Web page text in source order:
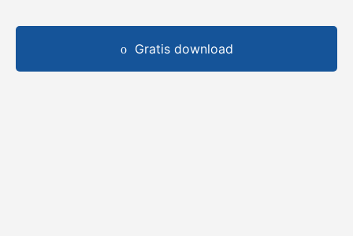
Gratis download